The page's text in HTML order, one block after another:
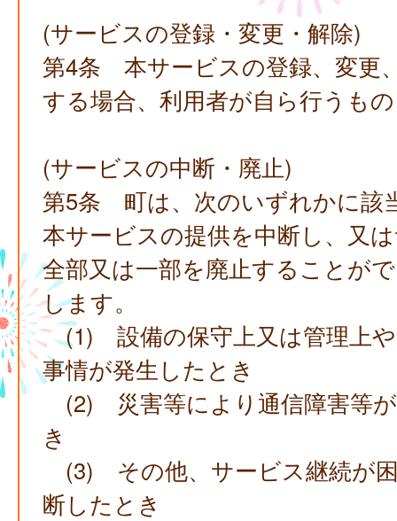
(サービスの登録・変更・解除)
第4条 本サービスの登録、変更
する場合、利用者が自ら行うも
(サービスの中断・廃止)
第5条 町は、次のいずれかに該
本サービスの提供を中断し、又
全部又は一部を廃止することが
します。
(1) 設備の保守上又は管理上や
事情が発生したとき
(2) 災害等により通信障害等
き
(3) その他、サービス継続が
断したとき